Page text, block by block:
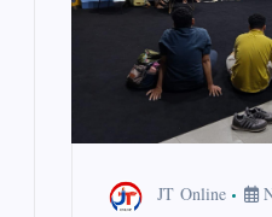
JT Online